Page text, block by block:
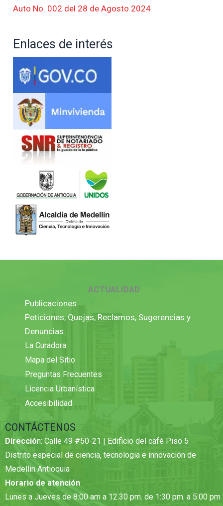
Auto No. 002 del 28 de Agosto 2024
Enlaces de interés
ACTUALIDAD
Publicaciones
Peticiones, Quejas, Reclamos, Sugerencias y
Denuncias
La Curadora
Mapa del Sitio
Preguntas Frecuentes
Licencia Urbanística
Accesibilidad
CONTÁCTENOS
Dirección: Calle 49 #50-21 | Edificio del café Piso 5
Distrito especial de ciencia, tecnologia e innovación de
Medellin Antioquia
Horario de atención
Lunes a Jueves de 8:00 am a 12.30 pm. de 1:30 pm. a 5:00 pm